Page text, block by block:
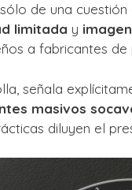
de una
limitada y
a fabricantes
señala
masivos
diluyen el